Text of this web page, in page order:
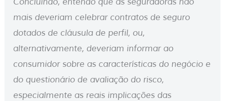
mais deveriam celebrar contratos de seguro
dotados de cláusula de perfil, ou,
alternativamente, deveriam informar ao
consumidor sobre as características do negócio e
do questionário de avaliação do risco,
especialmente as reais implicações das